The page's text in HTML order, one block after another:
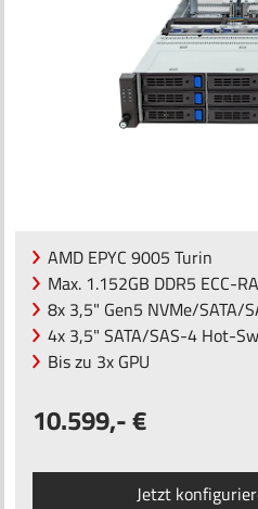
AMD EPYC 9005 Turin
Max. 1.152GB DDR5 ECC-
8x 3,5" Gen5 NVMe/SATA/
4x 3,5" SATA/SAS-4 Hot-
Bis zu 3x GPU
10.599,-
Jetzt